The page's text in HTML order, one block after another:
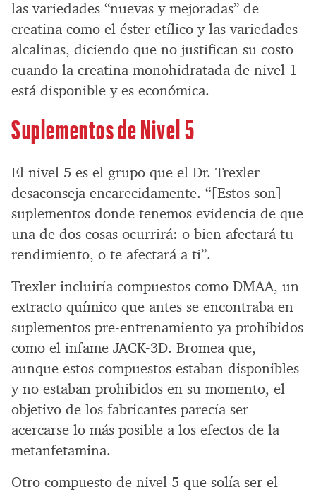
las variedades “nuevas y mejoradas” de
creatina como el éster etílico y las variedades
alcalinas, diciendo que no justifican su costo
cuando la creatina monohidratada de nivel 1
está disponible y es económica.
Suplementos de Nivel 5
El nivel 5 es el grupo que el Dr. Trexler
desaconseja encarecidamente. “[Estos son]
suplementos donde tenemos evidencia de que
una de dos cosas ocurrirá: o bien afectará tu
rendimiento, o te afectará a ti”.
Trexler incluiría compuestos como DMAA, un
extracto químico que antes se encontraba en
suplementos pre-entrenamiento ya prohibidos
como el infame JACK-3D. Bromea que,
aunque estos compuestos estaban disponibles
y no estaban prohibidos en su momento, el
objetivo de los fabricantes parecía ser
acercarse lo más posible a los efectos de la
metanfetamina.
Otro compuesto de nivel 5 que solía ser el